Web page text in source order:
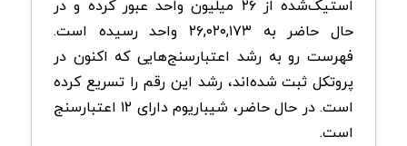
حال حاضر به ۲۶,۰۲۰,۱۷۳ واحد رسیده است.
فهرست رو به رشد اعتبارسنج‌هایی که اکنون در
پروتکل ثبت شده‌اند، رشد این رقم را تسریع کرده
است. در حال حاضر، شیباریوم دارای ۱۲ اعتبارسنج‌
است.